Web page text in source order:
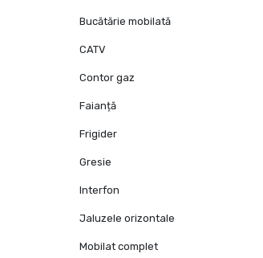
Bucătărie mobilată
CATV
Contor gaz
Faianță
Frigider
Gresie
Interfon
Jaluzele orizontale
Mobilat complet